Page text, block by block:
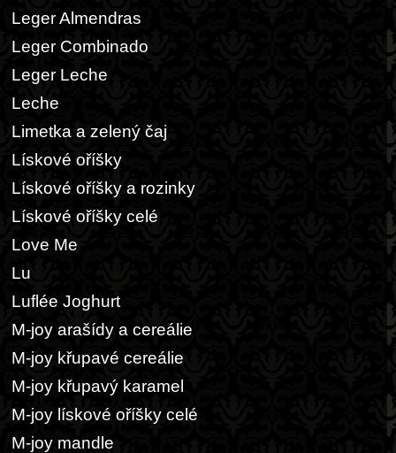
Leger Almendras
Leger Combinado
Leger Leche
Leche
Limetka a zelený čaj
Lískové oříšky
Lískové oříšky a rozinky
Lískové oříšky celé
Love Me
Lu
Luflée Joghurt
M-joy arašídy a cereálie
M-joy křupavé cereálie
M-joy křupavý karamel
M-joy lískové oříšky celé
M-joy mandle